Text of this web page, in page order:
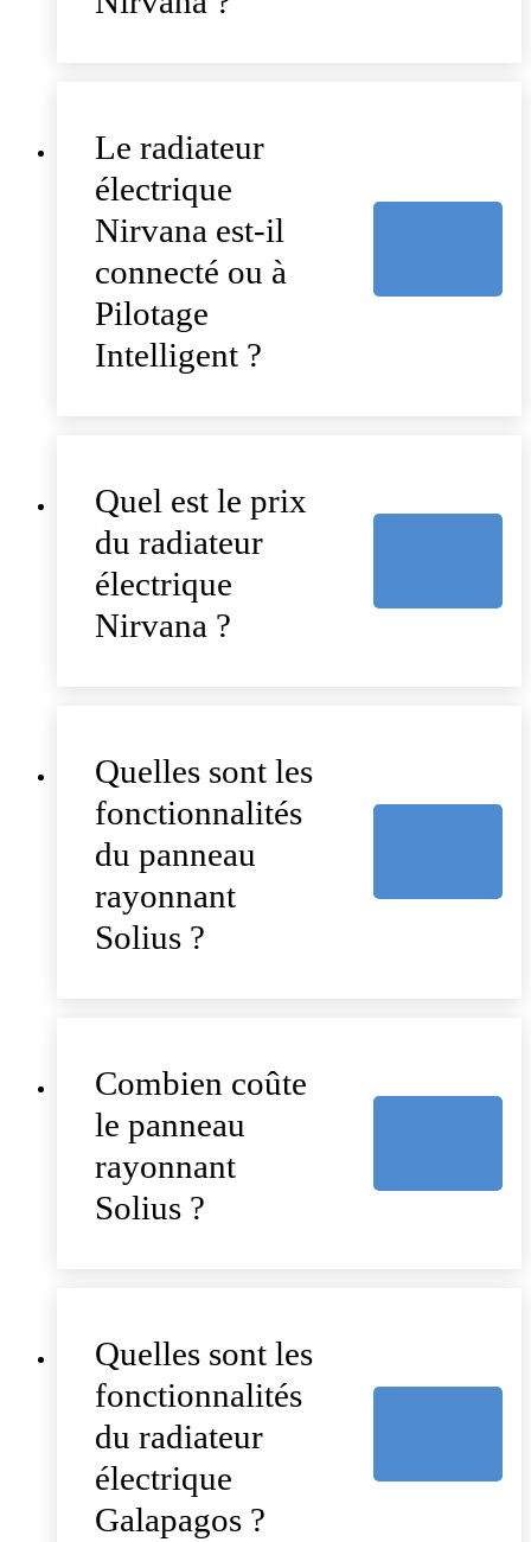
Le radiateur
électrique
Nirvana est-il
connecté ou à
Pilotage
Intelligent ?
Quel est le prix
du radiateur
électrique
Nirvana ?
Quelles sont les
fonctionnalités
du panneau
rayonnant
Solius ?
Combien coûte
le panneau
rayonnant
Solius ?
Quelles sont les
fonctionnalités
du radiateur
électrique
Galapagos ?